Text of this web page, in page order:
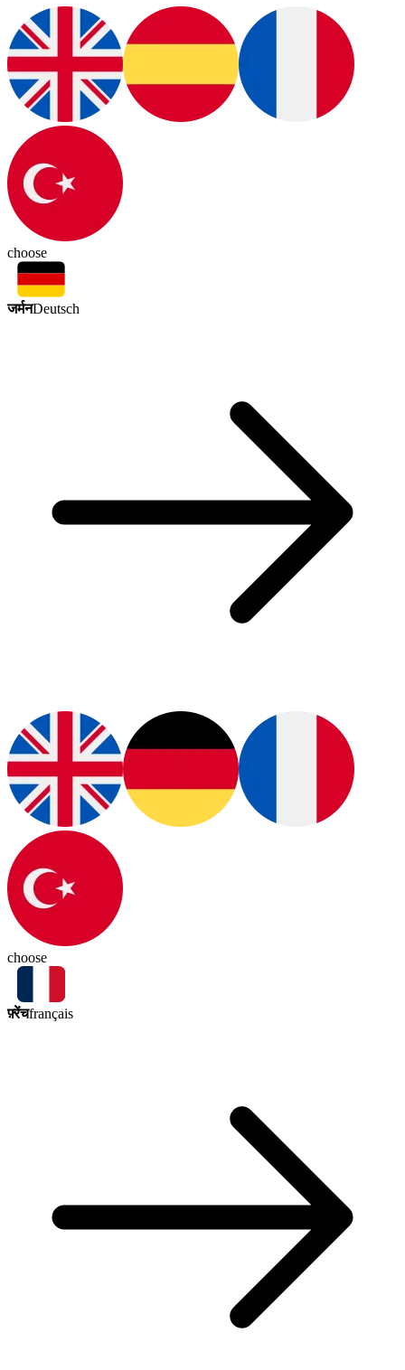
choose
जर्मनDeutsch
choose
फ़्रेंचfrançais